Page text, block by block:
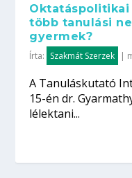
több tanulási
gyermek?
Írta: Szakmát Szerzek |
A Tanuláskutató
15-én dr.
lélektani...